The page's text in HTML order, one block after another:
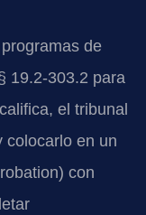
de
19.2-303.2 para
el tribunal
colocarlo en un
con